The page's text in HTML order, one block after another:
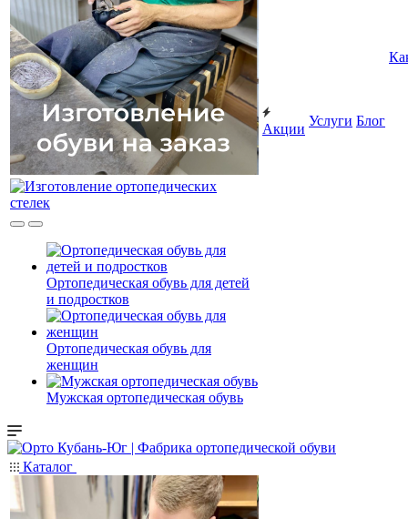
Ортопедическая обувь для детей
и подростков
Ортопедическая обувь для
женщин
Мужская ортопедическая обувь
Акции
Услуги Блог
Каталог